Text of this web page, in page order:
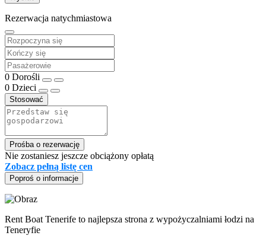
Rezerwacja natychmiastowa
0 Dorośli
0 Dzieci
Stosować
Prośba o rezerwację
Nie zostaniesz jeszcze obciążony opłatą
Zobacz pełną listę cen
Poproś o informacje
Rent Boat Tenerife to najlepsza strona z wypożyczalniami łodzi na
Teneryfie